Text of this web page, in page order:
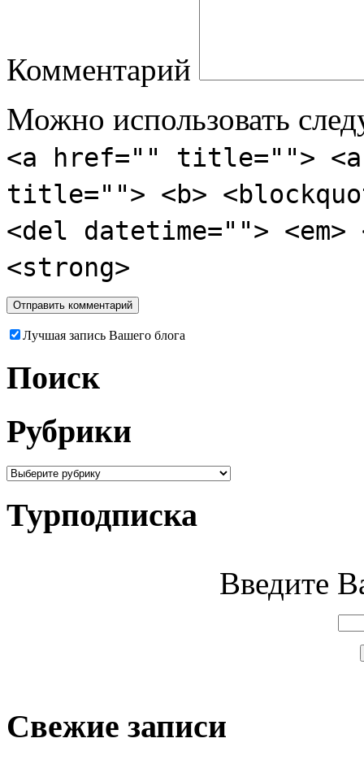
Комментарий
Можно использовать
<a href="" title="">
title=""> <b>
<del datetime="">
<strong>
Лучшая запись Вашего блога
Поиск
Рубрики
Турподписка
Введите
Свежие записи